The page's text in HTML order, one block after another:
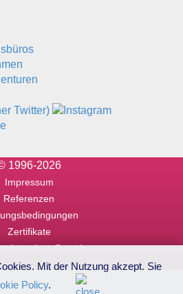
1996-2026
Impressum
Referenzen
Zertifikate
ohne Gewähr
Mit der Nutzung akzept. Sie
Policy.